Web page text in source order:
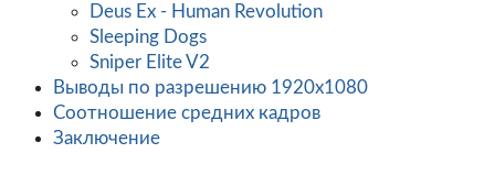
Deus Ex - Human Revolution
Sleeping Dogs
Sniper Elite V2
Выводы по разрешению 1920х1080
Соотношение средних кадров
Заключение